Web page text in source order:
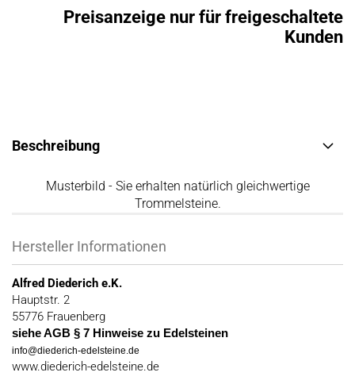
Preisanzeige nur für freigeschaltete
Kunden
Beschreibung
Musterbild - Sie erhalten natürlich gleichwertige
Trommelsteine.
Hersteller Informationen
Alfred Diederich e.K.
Hauptstr. 2
55776 Frauenberg
siehe AGB § 7 Hinweise zu Edelsteinen
info@diederich-edelsteine.de
www.diederich-edelsteine.de